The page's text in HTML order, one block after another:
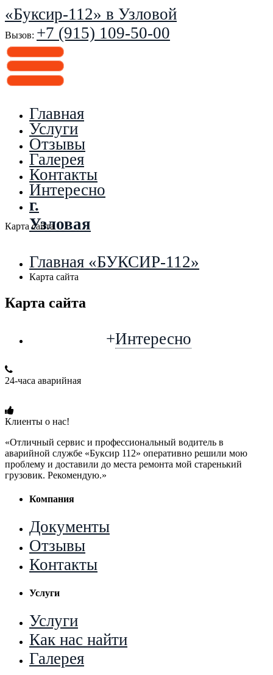
«Буксир-112» в Узловой
Вызов: +7 (915) 109-50-00
Главная
Услуги
Отзывы
Галерея
Контакты
Интересно
г.
Узловая
Карта сайта
Главная «БУКСИР-112»
Карта сайта
Карта сайта
+Интересно
24-часа аварийная
Клиенты о нас!
«Отличный сервис и профессиональный водитель в
аварийной службе «Буксир 112» оперативно решили мою
проблему и доставили до места ремонта мой старенький
грузовик. Рекомендую.»
Компания
Документы
Отзывы
Контакты
Услуги
Услуги
Как нас найти
Галерея